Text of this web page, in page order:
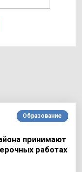
Образование
принимают
работах